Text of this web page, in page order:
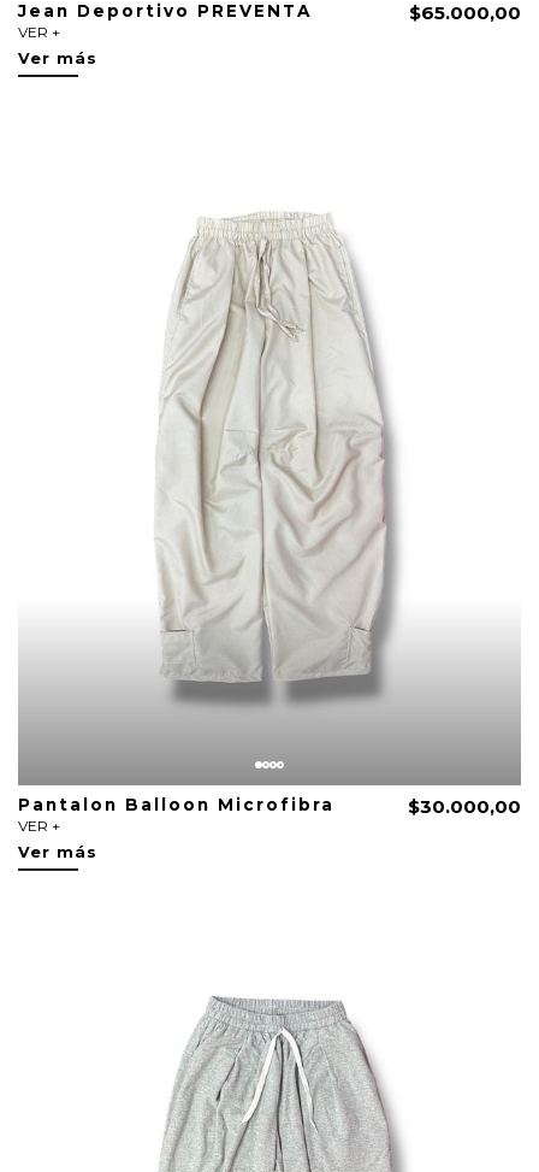
Jean Deportivo PREVENTA
VER +
$65.000,00
Ver más
Pantalon Balloon Microfibra
VER +
$30.000,00
Ver más